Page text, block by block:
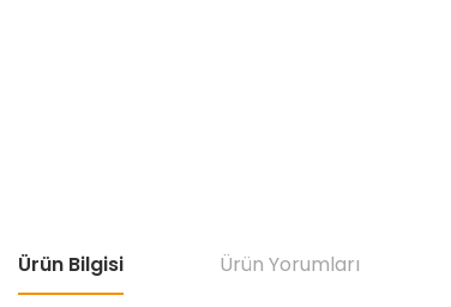
Ürün Bilgisi Ürün Yorumları